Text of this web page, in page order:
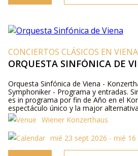
CONCIERTOS CLÁSICOS EN VIENA
ORQUESTA SINFÓNICA DE
Orquesta Sinfónica de Viena -
Symphoniker - Programa y entradas.
es in programa por fin de Año en el
espectáculo único y la major
Orquesta Filarmónica Viena.
Wiener Konzerthaus
mié 23 sept 2026 - mié 16